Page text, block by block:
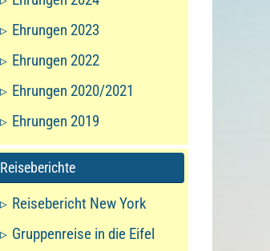
Ehrungen 2023
Ehrungen 2022
Ehrungen 2020/2021
Ehrungen 2019
Reiseberichte
Reisebericht New York
Gruppenreise in die Eifel